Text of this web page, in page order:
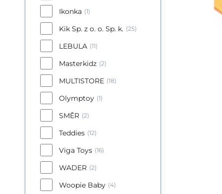
Ikonka (1)
Kik Sp. z o. o. Sp. k. (25)
LEBULA (11)
Masterkidz (2)
MULTISTORE (18)
Olymptoy (1)
SMĚR (2)
Teddies (12)
Viga Toys (16)
WADER (2)
Woopie Baby (4)